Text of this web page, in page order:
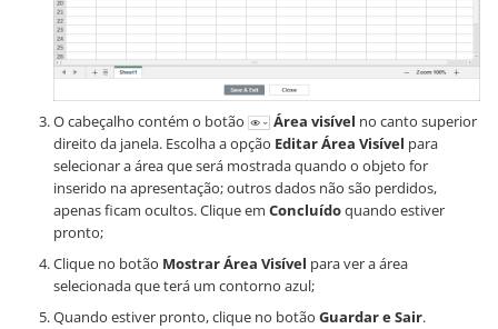
O cabeçalho contém o botão Área visível no canto superior
direito da janela. Escolha a opção Editar Área Visível para
selecionar a área que será mostrada quando o objeto for
inserido na apresentação; outros dados não são perdidos,
apenas ficam ocultos. Clique em Concluídoquando estiver
pronto;
Clique no botão Mostrar Área Visível para ver a área
selecionada que terá um contorno azul;
Quando estiver pronto, clique no botão Guardar e Sair.